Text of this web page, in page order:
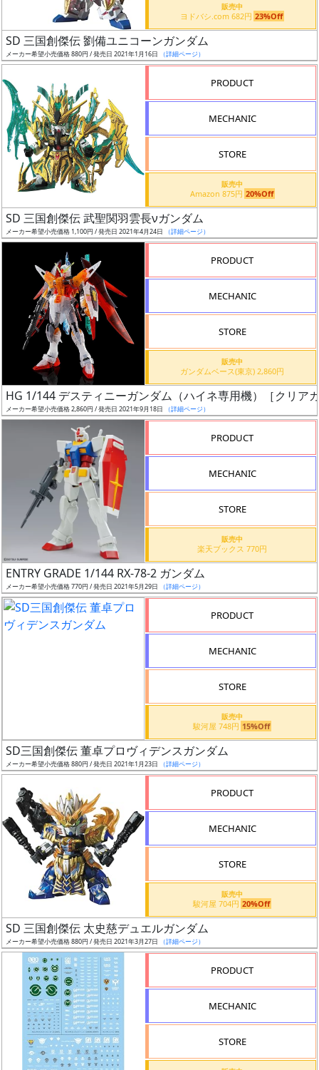
リ
ー
ワ
ー
検
索
グ
レ
ー
ー
ズ・
タ
イ
ト
売
切
含
む
開
抽
選
中
販売中
ヨドバシ.com 682円 23%Off
SD 三国創傑伝 劉備ユニコーンガンダム
メーカー希望小売価格 880円 / 発売日 2021年1月16日 （詳細ページ）
PRODUCT
MECHANIC
STORE
販売中
Amazon 875円 20%Off
SD 三国創傑伝 武聖関羽雲長νガンダム
メーカー希望小売価格 1,100円 / 発売日 2021年4月24日 （詳細ページ）
PRODUCT
MECHANIC
STORE
販売中
ガンダムベース(東京) 2,860円
HG 1/144 デスティニーガンダム（ハイネ専用機）［クリア
メーカー希望小売価格 2,860円 / 発売日 2021年9月18日 （詳細ページ）
PRODUCT
MECHANIC
STORE
販売中
楽天ブックス 770円
ENTRY GRADE 1/144 RX-78-2 ガンダム
メーカー希望小売価格 770円 / 発売日 2021年5月29日 （詳細ページ）
PRODUCT
MECHANIC
STORE
販売中
駿河屋 748円 15%Off
SD三国創傑伝 董卓プロヴィデンスガンダム
メーカー希望小売価格 880円 / 発売日 2021年1月23日 （詳細ページ）
PRODUCT
MECHANIC
STORE
販売中
駿河屋 704円 20%Off
SD 三国創傑伝 太史慈デュエルガンダム
メーカー希望小売価格 880円 / 発売日 2021年3月27日 （詳細ページ）
PRODUCT
MECHANIC
STORE